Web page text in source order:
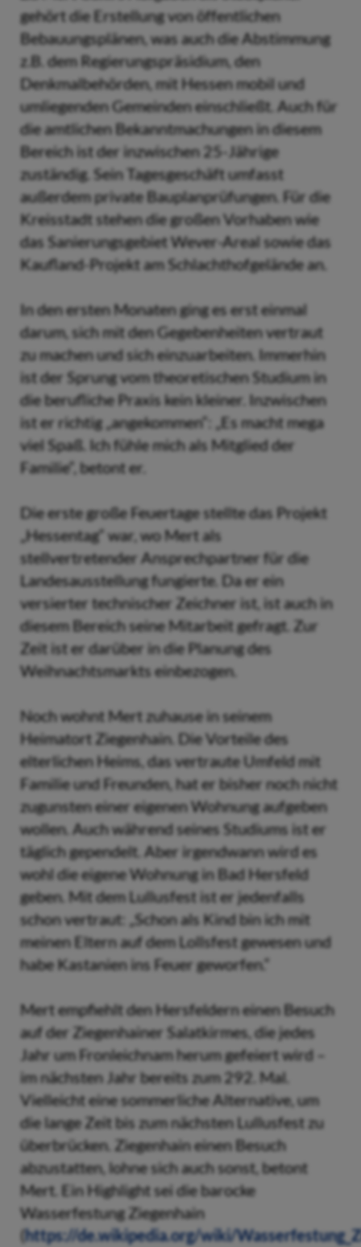
gehört die Erstellung von öffentlichen
Bebauungsplänen, was auch die Abstimmung
z.B. dem Regierungspräsidium, den
Denkmalbehörden, mit Hessen mobil und
umliegenden Gemeinden einschließt. Auch für
die amtlichen Bekanntmachungen in diesem
Bereich ist der inzwischen 25-Jährige
zuständig. Sein Tagesgeschäft umfasst
außerdem private Bauplanprüfungen. Für die
Kreisstadt stehen die großen Vorhaben wie
das Sanierungsgebiet Wever-Areal sowie das
Kaufland-Projekt am Schlachthofgelände an.
In den ersten Monaten ging es erst einmal
darum, sich mit den Gegebenheiten vertraut
zu machen und sich einzuarbeiten. Immerhin
ist der Sprung vom theoretischen Studium in
die berufliche Praxis kein kleiner. Inzwischen
ist er richtig „angekommen“: „Es macht mega
viel Spaß. Ich fühle mich als Mitglied der
Familie“, betont er.
Die erste große Feuertage stellte das Projekt
„Hessentag“ war, wo Mert als
stellvertretender Ansprechpartner für die
Landesausstellung fungierte. Da er ein
versierter technischer Zeichner ist, ist auch in
diesem Bereich seine Mitarbeit gefragt. Zur
Zeit ist er darüber in die Planung des
Weihnachtsmarkts einbezogen.
Noch wohnt Mert zuhause in seinem
Heimatort Ziegenhain. Die Vorteile des
elterlichen Heims, das vertraute Umfeld mit
Familie und Freunden, hat er bisher noch nicht
zugunsten einer eigenen Wohnung aufgeben
wollen. Auch während seines Studiums ist er
täglich gependelt. Aber irgendwann wird es
wohl die eigene Wohnung in Bad Hersfeld
geben. Mit dem Lullusfest ist er jedenfalls
schon vertraut: „Schon als Kind bin ich mit
meinen Eltern auf dem Lollsfest gewesen und
habe Kastanien ins Feuer geworfen.“
Mert empfiehlt den Hersfeldern einen Besuch
auf der Ziegenhainer Salatkirmes, die jedes
Jahr um Fronleichnam herum gefeiert wird –
im nächsten Jahr bereits zum 292. Mal.
Vielleicht eine sommerliche Alternative, um
die lange Zeit bis zum nächsten Lullusfest zu
überbrücken. Ziegenhain einen Besuch
abzustatten, lohne sich auch sonst, betont
Mert. Ein Highlight sei die barocke
Wasserfestung Ziegenhain
(https://de.wikipedia.org/wiki/